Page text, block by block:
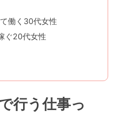
働く30代女性
ぐ20代女性
行う仕事っ